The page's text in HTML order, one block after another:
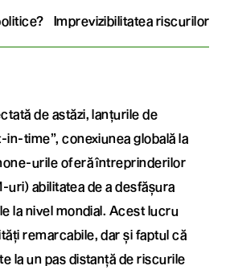
Imprevizibilitatea riscurilor
de astăzi, lanțurile de
in-time”, conexiunea globală la
urile oferă întreprinderilor
uri) abilitatea de a desfășura
la nivel mondial. Acest lucru
remarcabile, dar și faptul că
la un pas distanță de riscurile